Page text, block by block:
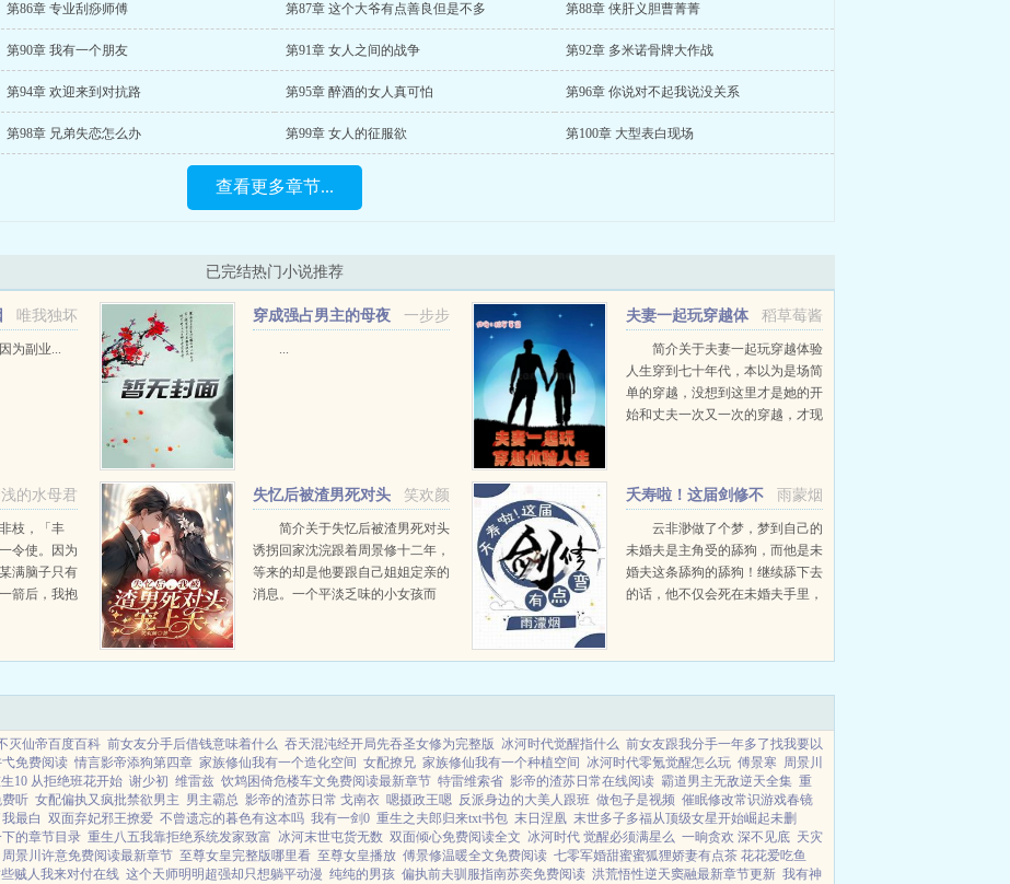
第86章 专业刮痧师傅 第87章 这个大爷有点善良但是不多 第88章 侠肝义胆曹菁菁
第90章 我有一个朋友 第91章 女人之间的战争 第92章 多米诺骨牌大作战
第94章 欢迎来到对抗路 第95章 醉酒的女人真可怕 第96章 你说对不起我说没关系
第98章 兄弟失恋怎么办 第99章 女人的征服欲 第100章 大型表白现场
查看更多章节...
已完结热门小说推荐
唯我独坏
为副业...
一步步
穿成强占男主的母夜
...
稻草莓酱
夫妻一起玩穿越体
验人生简介关于夫妻一起玩穿越体验
人生穿到七十年代，本以为是场简
单的穿越，没想到这里才是她的开
始和丈夫一次又一次的穿越，才现
人生，喜欢的朋友就...
的水母君
枝，「丰
令使。因为
满脑子只有
箭后，我抱
身份是「欢
笑欢颜
失忆后被渣男死对头
诱拐回家
简介关于失忆后被渣男死对头
诱拐回家沈浣跟着周景修十二年，
等来的却是他要跟自己姐姐定亲的
消息。一个平淡乏味的小女孩而
笑话。意外撞坏脑袋失忆，沈浣被
雨蒙烟
夭寿啦！这届剑修不
太直云非渺做了个梦，梦到自己的
未婚夫是主角受的舔狗，而他是未
婚夫这条舔狗的舔狗！继续舔下去
的话，他不仅会死在未婚夫手里，
那群舔狗的算计下破灭。云非渺害
灭仙帝百度百科 前女友分手后借钱意味着什么 吞天混沌经开局先吞圣女修为完整版 冰河时代觉醒指什么 前女友跟我分手一年多了找我要以
免费阅读 情言影帝添狗第四章 家族修仙我有一个造化空间 女配撩兄 家族修仙我有一个种植空间 冰河时代零氪觉醒怎么玩 傅景寒 周景川
10 从拒绝班花开始 谢少初 维雷兹 饮鸩困倚危楼车文免费阅读最新章节 特雷维索省 影帝的渣苏日常在线阅读 霸道男主无敌逆天全集 重
听 女配偏执又疯批禁欲男主 男主霸总 影帝的渣苏日常 戈南衣 嗯摄政王嗯 反派身边的大美人跟班 做包子是视频 催眠修改常识游戏春镜
最白 双面弃妃邪王撩爱 不曾遗忘的暮色有这本吗 我有一剑0 重生之夫郎归来txt书包 末日涅凰 末世多子多福从顶级女星开始崛起未删
的章节目录 重生八五我靠拒绝系统发家致富 冰河末世屯货无数 双面倾心免费阅读全文 冰河时代 觉醒必须满星么 一晌贪欢 深不见底 天灾
周景川许意免费阅读最新章节 至尊女皇完整版哪里看 至尊女皇播放 傅景修温暖全文免费阅读 七零军婚甜蜜蜜狐狸娇妻有点茶 花花爱吃鱼
贼人我来对付在线 这个天师明明超强却只想躺平动漫 纯纯的男孩 偏执前夫驯服指南苏奕免费阅读 洪荒悟性逆天窦融最新章节更新 我有神